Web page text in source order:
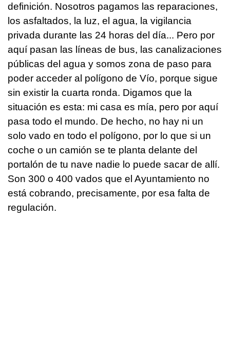
definición. Nosotros pagamos las reparaciones,
los asfaltados, la luz, el agua, la vigilancia
privada durante las 24 horas del día... Pero por
aquí pasan las líneas de bus, las canalizaciones
públicas del agua y somos zona de paso para
poder acceder al polígono de Vío, porque sigue
sin existir la cuarta ronda. Digamos que la
situación es esta: mi casa es mía, pero por aquí
pasa todo el mundo. De hecho, no hay ni un
solo vado en todo el polígono, por lo que si un
coche o un camión se te planta delante del
portalón de tu nave nadie lo puede sacar de allí.
Son 300 o 400 vados que el Ayuntamiento no
está cobrando, precisamente, por esa falta de
regulación.